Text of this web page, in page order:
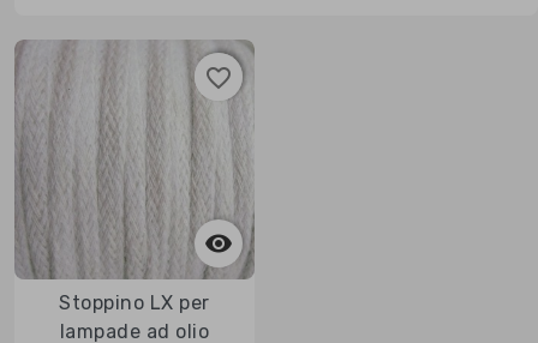

favorite_border
favorite_border
 Anteprima
Stoppino LX per
lampade ad olio